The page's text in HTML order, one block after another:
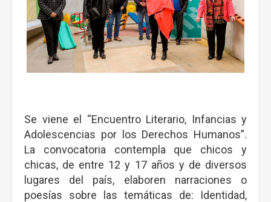
Se viene el “Encuentro Literario, Infancias y
Adolescencias por los Derechos Humanos”.
La convocatoria contempla que chicos y
chicas, de entre 12 y 17 años y de diversos
lugares del país, elaboren narraciones o
poesías sobre las temáticas de: Identidad,